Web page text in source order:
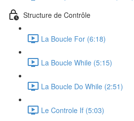
Structure de Contrôle
La Boucle For (6:18)
La Boucle While (5:15)
La Boucle Do While (2:51)
Le Controle If (5:03)